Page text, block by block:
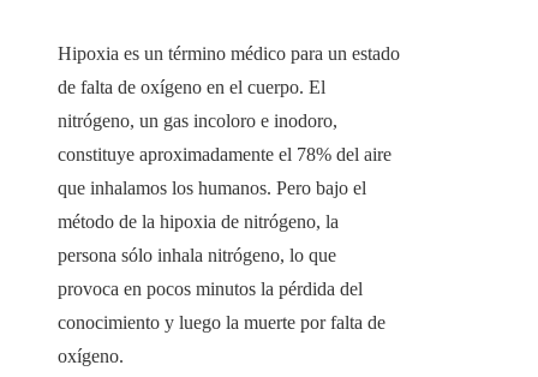
Hipoxia es un término médico para un estado
de falta de oxígeno en el cuerpo. El
nitrógeno, un gas incoloro e inodoro,
constituye aproximadamente el 78% del aire
que inhalamos los humanos. Pero bajo el
método de la hipoxia de nitrógeno, la
persona sólo inhala nitrógeno, lo que
provoca en pocos minutos la pérdida del
conocimiento y luego la muerte por falta de
oxígeno.